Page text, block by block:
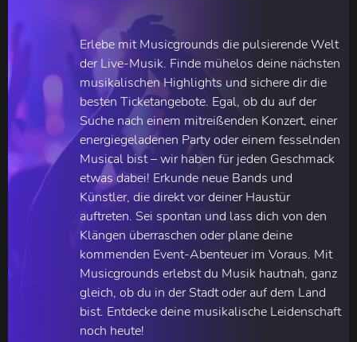
Erlebe mit Musicgrounds die pulsierende Welt
der Live-Musik. Finde mühelos deine nächsten
musikalischen Highlights und sichere dir die
besten Ticketangebote. Egal, ob du auf der
Suche nach einem mitreißenden Konzert, einer
energiegeladenen Party oder einem fesselnden
Musical bist – wir haben für jeden Geschmack
etwas dabei! Erkunde neue Bands und
Künstler, die direkt vor deiner Haustür
auftreten. Sei spontan und lass dich von den
Klängen überraschen oder plane deine
kommenden Event-Abenteuer im Voraus. Mit
Musicgrounds erlebst du Musik hautnah, ganz
gleich, ob du in der Stadt oder auf dem Land
bist. Entdecke deine musikalische Leidenschaft
noch heute!